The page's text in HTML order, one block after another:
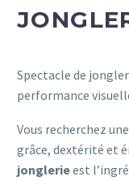
Spectacle de
performance
Vous recherchez une
grâce, dextérité et
jonglerieest